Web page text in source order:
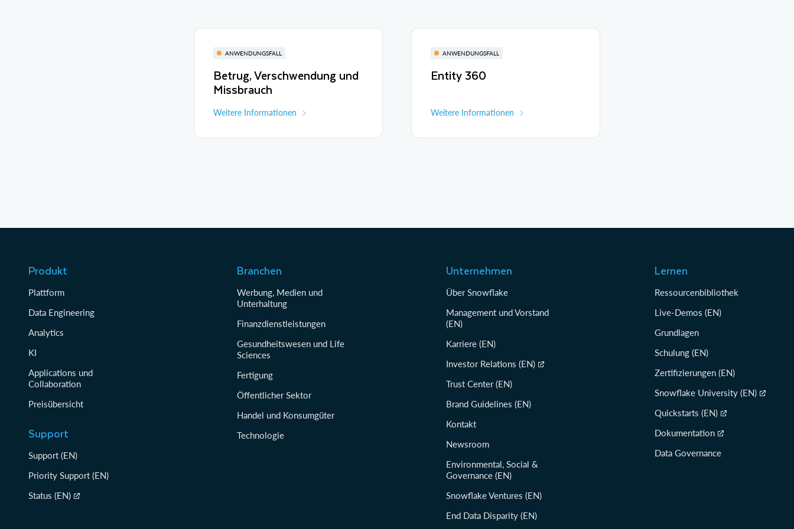
ANWENDUNGSFALL
Betrug, Verschwendung und
Missbrauch
Weitere Informationen
ANWENDUNGSFALL
Entity 360
Weitere Informationen
Produkt
Plattform
Data Engineering
Analytics
KI
Applications und
Collaboration
Preisübersicht
Support
Support (EN)
Priority Support (EN)
Status (EN)
Branchen
Werbung, Medien und
Unterhaltung
Finanzdienstleistungen
Gesundheitswesen und Life
Sciences
Fertigung
Öffentlicher Sektor
Handel und Konsumgüter
Technologie
Unternehmen
Über Snowflake
Management und Vorstand
(EN)
Karriere (EN)
Investor Relations (EN)
Trust Center (EN)
Brand Guidelines (EN)
Kontakt
Newsroom
Environmental, Social &
Governance (EN)
Snowflake Ventures (EN)
End Data Disparity (EN)
Lernen
Ressourcenbibliothek
Live-Demos (EN)
Grundlagen
Schulung (EN)
Zertifizierungen (EN)
Snowflake University (EN)
Quickstarts (EN)
Dokumentation
Data Governance